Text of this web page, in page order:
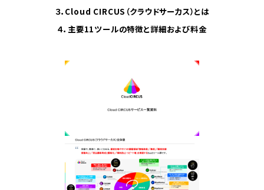
３．Cloud CIRCUS（クラウドサーカス）とは
４．主要11ツールの特徴と詳細および料金